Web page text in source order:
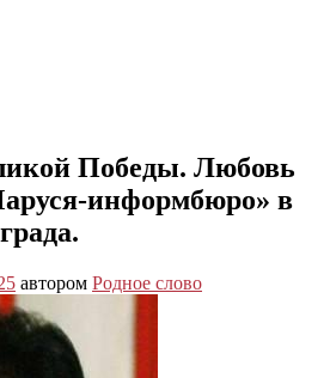
Победы. Любовь
информбюро» в
автором Родное слово